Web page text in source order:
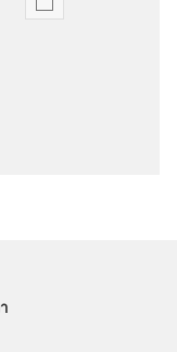
ตัว